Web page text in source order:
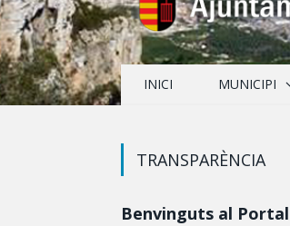
INICI MUNICIPI
TRANSPARÈNCIA
Benvinguts al